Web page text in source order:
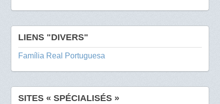
LIENS "DIVERS"
Família Real Portuguesa
SITES « SPÉCIALISÉS »